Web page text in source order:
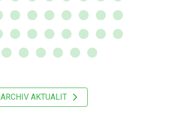
ARCHIV AKTUALIT